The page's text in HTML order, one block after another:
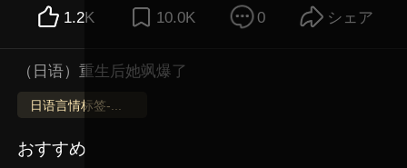
1.2K 10.0K 0 シェア
（日语）重生后她飒爆了
おすすめ